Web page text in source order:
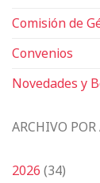
Comisión de
Convenios
Novedades y
ARCHIVO
2026(34)